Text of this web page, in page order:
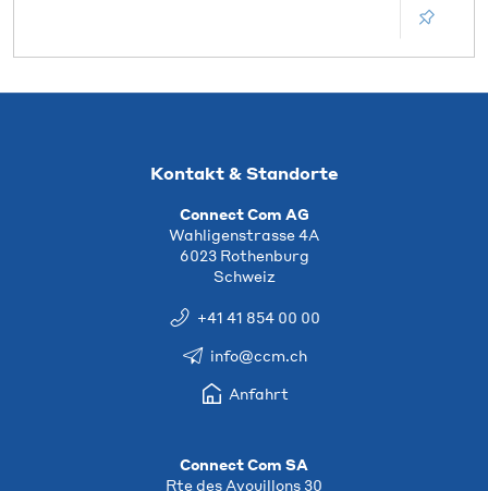
Kontakt & Standorte
Connect Com AG
Wahligenstrasse 4A
6023 Rothenburg
Schweiz
+41 41 854 00 00
info@ccm.ch
Anfahrt
Connect Com SA
Rte des Avouillons 30